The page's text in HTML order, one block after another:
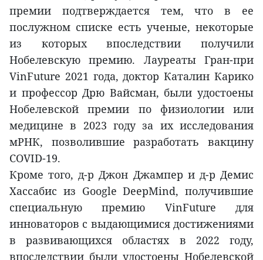
премии подтверждается тем, что в ее
послужном списке есть ученые, некоторые
из которых впоследствии получили
Нобелевскую премию. Лауреаты Гран-при
VinFuture 2021 года, доктор Каталин Карико
и профессор Дрю Вайсман, были удостоены
Нобелевской премии по физиологии или
медицине в 2023 году за их исследования
мРНК, позволившие разработать вакцину
COVID-19.
Кроме того, д-р Джон Джампер и д-р Демис
Хассабис из Google DeepMind, получившие
специальную премию VinFuture для
инноваторов с выдающимися достижениями
в развивающихся областях в 2022 году,
впоследствии были удостоены Нобелевской